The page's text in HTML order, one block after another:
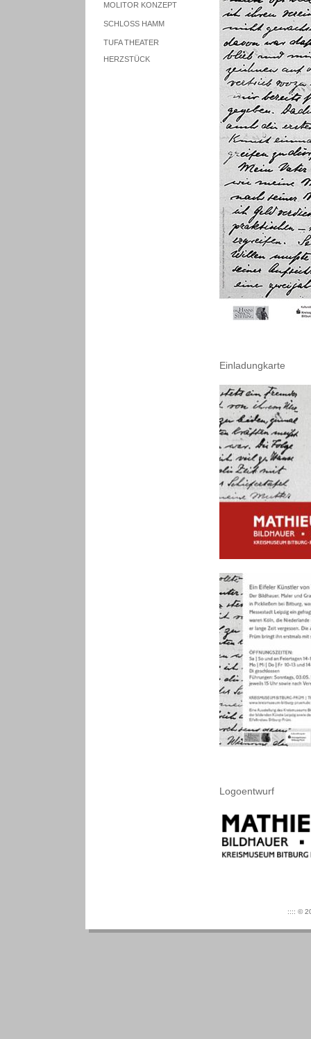
MOLITOR KONZEPT
SCHLOSS HAMM
TUFA THEATER
HERZSTÜCK
Einladungkarte
Logoentwurf
:::: ©